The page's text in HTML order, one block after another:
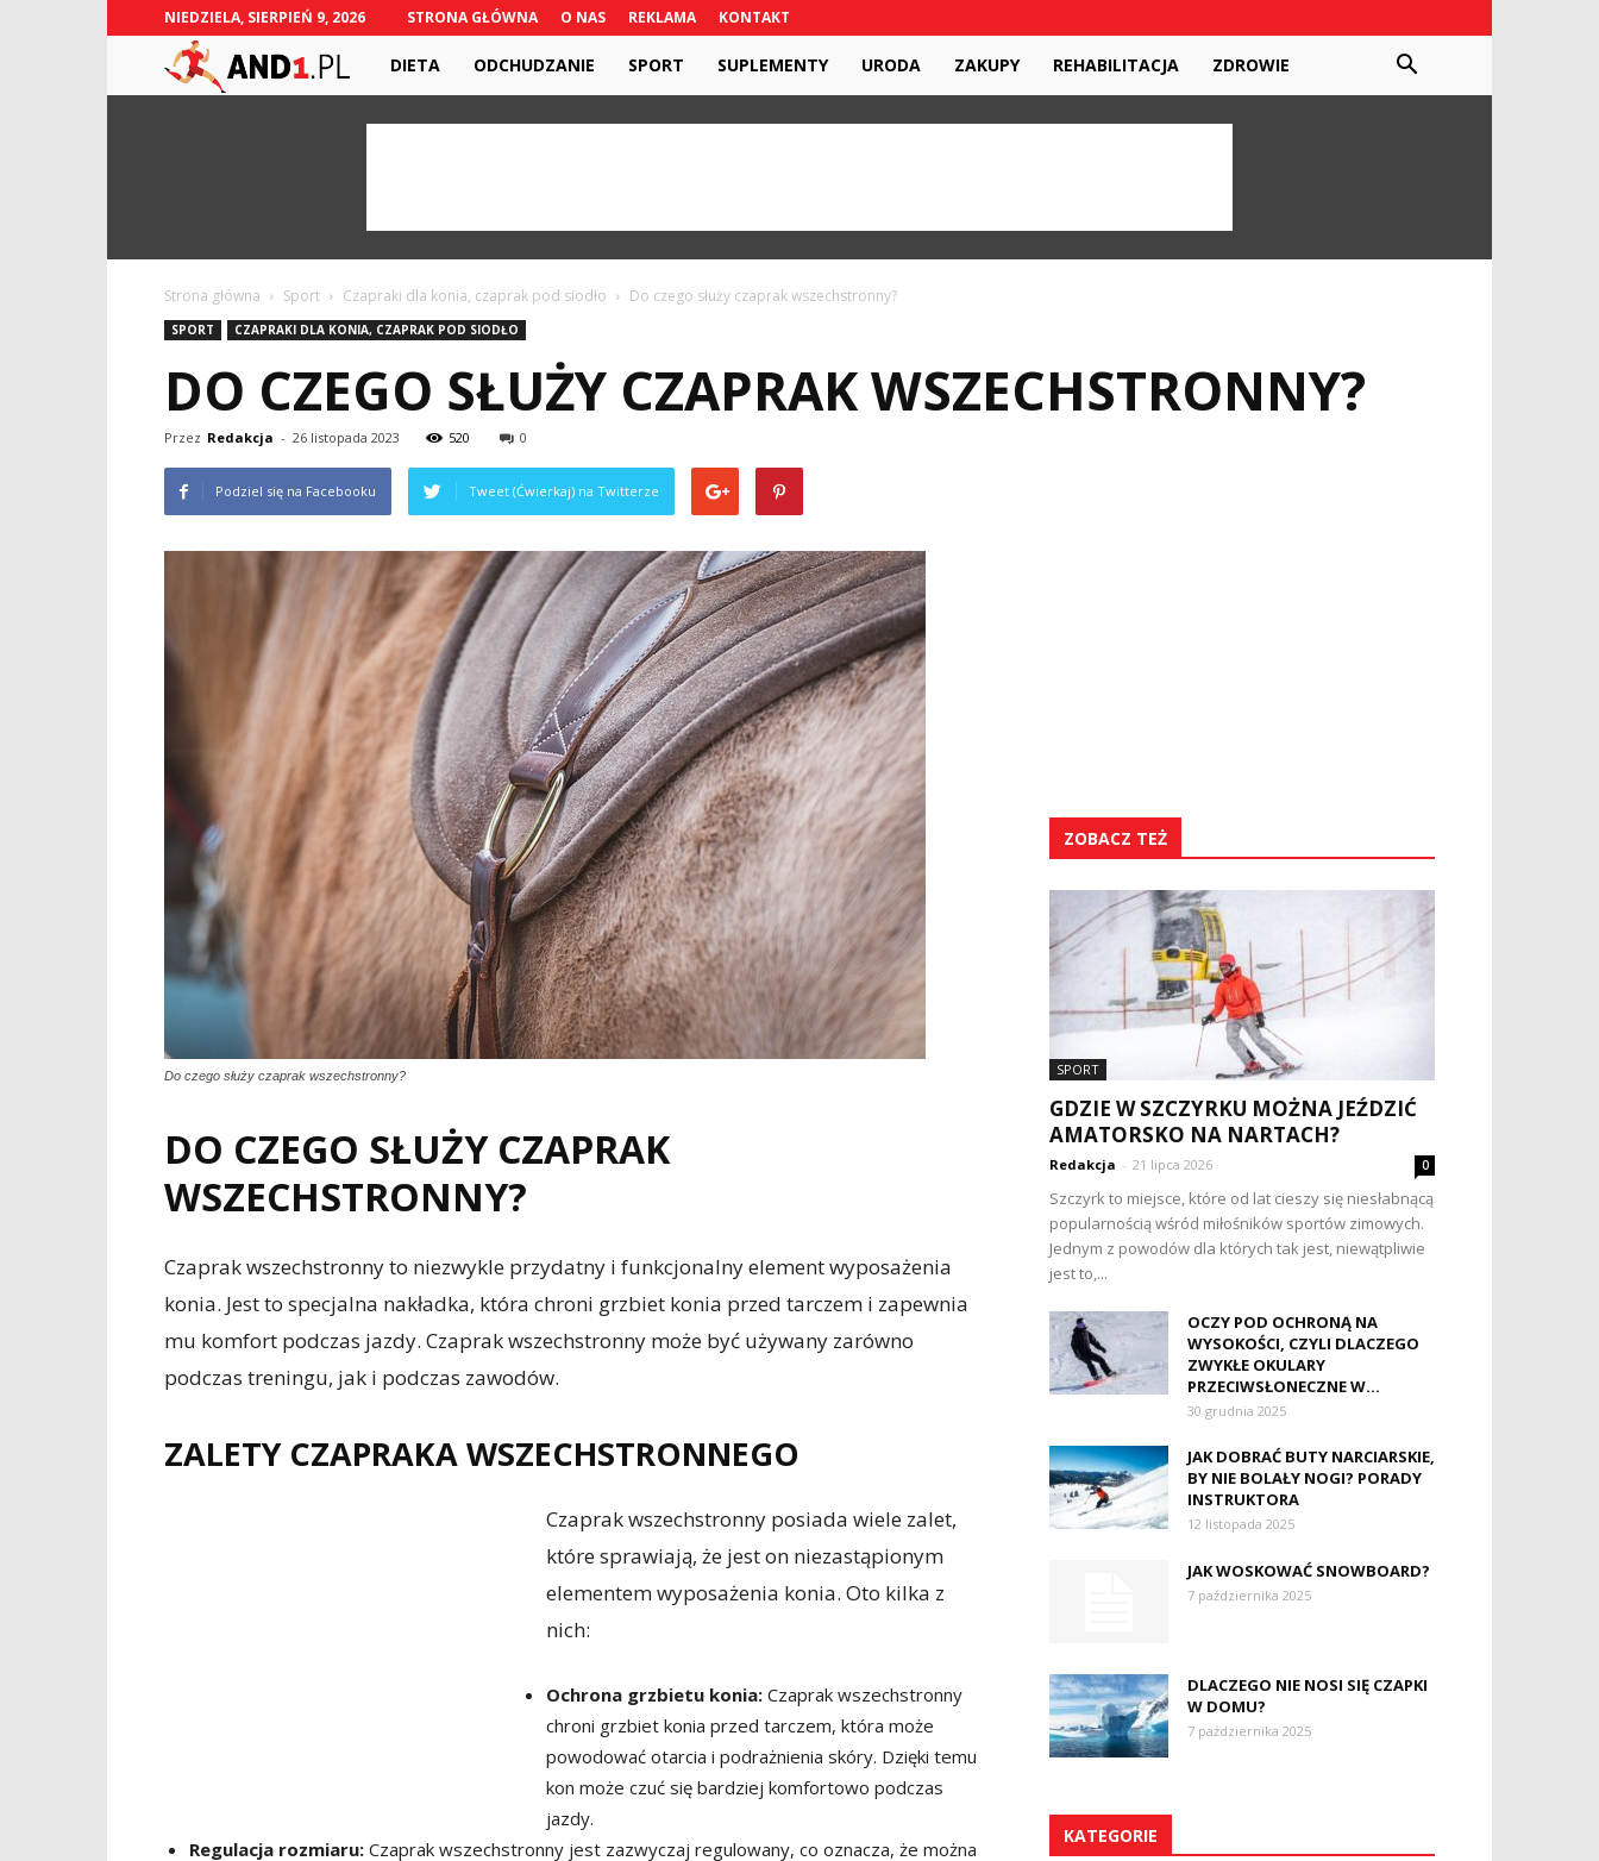
NIEDZIELA, SIERPIEŃ 9, 2026 STRONA GŁÓWNA O NAS REKLAMA KONTAKT
And1.pl
DIETA ODCHUDZANIE SPORT SUPLEMENTY URODA ZAKUPY REHABILITACJA ZDROWIE
Strona główna Sport Czapraki dla konia, czaprak pod siodło Do czego służy czaprak wszechstronny?
SPORT CZAPRAKI DLA KONIA, CZAPRAK POD SIODŁO
DO CZEGO SŁUŻY CZAPRAK WSZECHSTRONNY?
Przez Redakcja - 26 listopada 2023 520 0
Podziel się na Facebooku Tweet (Ćwierkaj) na Twitterze
Do czego służy czaprak wszechstronny?
DO CZEGO SŁUŻY CZAPRAK
WSZECHSTRONNY?
Czaprak wszechstronny to niezwykle przydatny i funkcjonalny element wyposażenia
konia. Jest to specjalna nakładka, która chroni grzbiet konia przed tarczem i zapewnia
mu komfort podczas jazdy. Czaprak wszechstronny może być używany zarówno
podczas treningu, jak i podczas zawodów.
ZALETY CZAPRAKA WSZECHSTRONNEGO
Czaprak wszechstronny posiada wiele zalet,
które sprawiają, że jest on niezastąpionym
elementem wyposażenia konia. Oto kilka z
nich:
Ochrona grzbietu konia: Czaprak wszechstronny
chroni grzbiet konia przed tarczem, która może
powodować otarcia i podrażnienia skóry. Dzięki temu
kon może czuć się bardziej komfortowo podczas
jazdy.
Regulacja rozmiaru: Czaprak wszechstronny jest zazwyczaj regulowany, co oznacza, że można
ZOBACZ TEŻ
SPORT
GDZIE W SZCZYRKU MOŻNA JEŹDZIĆ
AMATORSKO NA NARTACH?
Redakcja - 21 lipca 2026 0
Szczyrk to miejsce, które od lat cieszy się niesłabnącą
popularnością wśród miłośników sportów zimowych.
Jednym z powodów dla których tak jest, niewątpliwie
jest to,...
OCZY POD OCHRONĄ NA
WYSOKOŚCI, CZYLI DLACZEGO
ZWYKŁE OKULARY
PRZECIWSŁONECZNE W...
30 grudnia 2025
JAK DOBRAĆ BUTY NARCIARSKIE,
BY NIE BOLAŁY NOGI? PORADY
INSTRUKTORA
12 listopada 2025
JAK WOSKOWAĆ SNOWBOARD?
7 października 2025
DLACZEGO NIE NOSI SIĘ CZAPKI
W DOMU?
7 października 2025
KATEGORIE